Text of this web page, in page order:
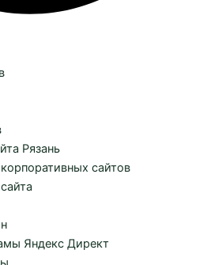
Рязань
сайтов
Яндекс Директ